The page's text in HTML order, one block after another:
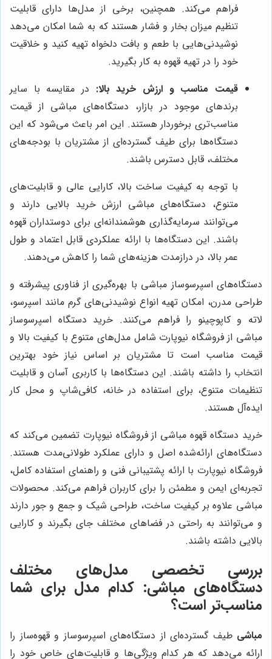
فراهم می‌کند. همچنین، برخی از مدل‌ها دارای قابلیت
تنظیم میزان بخار و فشار هستند که به شما امکان می‌دهد
نوشیدنی‌هایی با طعم و بافت دلخواه تهیه کنید و خلاقیت
خود را در تهیه قهوه به کار بگیرید.
قیمت مناسب و ارزش خرید بالا: در مقایسه با سایر
برندهای موجود در بازار، دستگاه‌های مباشی از قیمت
مناسب‌تری برخوردار هستند. این امر باعث می‌شود که این
دستگاه‌ها برای طیف گسترده‌ای از مشتریان با بودجه‌های
مختلف، قابل دسترس باشند.
با توجه به کیفیت ساخت بالا، کارایی عالی و قابلیت‌های
متنوع، دستگاه‌های مباشی ارزش خرید بالایی دارند و
می‌توانند سرمایه‌گذاری هوشمندانه‌ای برای دوستداران قهوه
باشند. این دستگاه‌ها با ارائه عملکردی قابل اعتماد و طول
عمر بالا، در درازمدت هزینه‌های شما را کاهش می‌دهند.
دستگاه‌های اسپرسوساز مباشی با بهره‌گیری از فناوری پیشرفته و
طراحی مدرن، امکان تهیه انواع نوشیدنی‌های گرم مانند اسپرسو،
لاته و کاپوچینو را فراهم می‌کنند. خرید دستگاه اسپرسوساز
مباشی از فروشگاه نیوپارت شامل مدل‌های متنوع با کیفیت بالا و
قیمت مناسب است تا مشتریان بر اساس نیاز خود بهترین
انتخاب را داشته باشند. این دستگاه‌ها با کاربری آسان و قابلیت
تنظیمات متنوع، برای استفاده در خانه، کافی‌شاپ و محل کار
ایده‌آل هستند.
خرید دستگاه قهوه مباشی از فروشگاه نیوپارت تضمین می‌کند که
دستگاه‌های ارائه‌شده اصل و دارای عملکرد طولانی‌مدت هستند.
فروشگاه نیوپارت با ارائه پشتیبانی فنی و راهنمای استفاده کامل،
تجربه‌ای ایمن و مطمئن را برای کاربران فراهم می‌کند. محصولات
مباشی علاوه بر کیفیت ساخت، طراحی شیک و جمع و جور دارند
و می‌توانند به راحتی در فضاهای مختلف جای بگیرند و کارایی
بالایی داشته باشند.
بررسی تخصصی مدل‌های مختلف
دستگاه‌های مباشی: کدام مدل برای شما
مناسب‌تر است؟
مباشی طیف گسترده‌ای از دستگاه‌های اسپرسوساز و قهوه‌ساز را
ارائه می‌دهد که هر کدام ویژگی‌ها و قابلیت‌های خاص خود را